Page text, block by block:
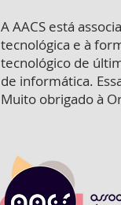
A AACS está
tecnológica e à
tecnológico de
de informática.
Muito obrigado à